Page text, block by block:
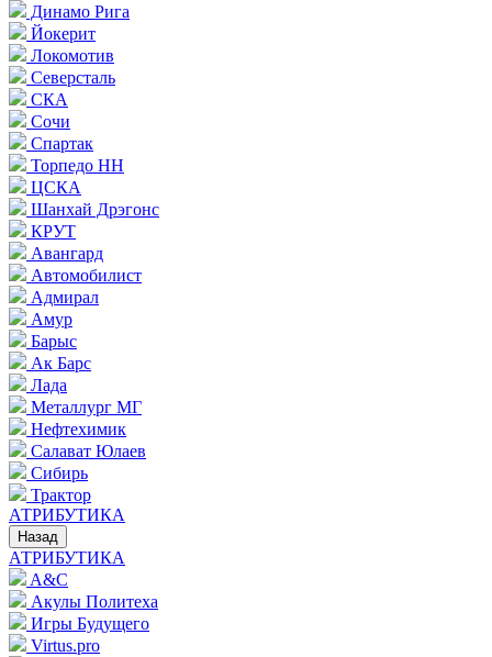
Динамо Рига
Йокерит
Локомотив
Северсталь
СКА
Сочи
Спартак
Торпедо НН
ЦСКА
Шанхай Дрэгонс
КРУТ
Авангард
Автомобилист
Адмирал
Амур
Барыс
Ак Барс
Лада
Металлург МГ
Нефтехимик
Салават Юлаев
Сибирь
Трактор
АТРИБУТИКА
Назад
АТРИБУТИКА
A&C
Акулы Политеха
Игры Будущего
Virtus.pro